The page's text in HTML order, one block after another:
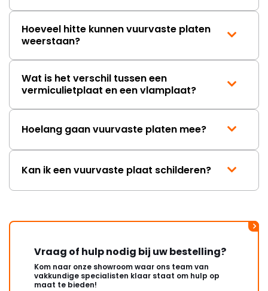
Hoeveel hitte kunnen vuurvaste platen
weerstaan?
Wat is het verschil tussen een
vermiculietplaat en een vlamplaat?
Hoelang gaan vuurvaste platen mee?
Kan ik een vuurvaste plaat schilderen?
Vraag of hulp nodig bij uw bestelling?
Kom naar onze showroom waar ons team van
vakkundige specialisten klaar staat om hulp op
maat te bieden!